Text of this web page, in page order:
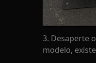
3. Desaperte
modelo,